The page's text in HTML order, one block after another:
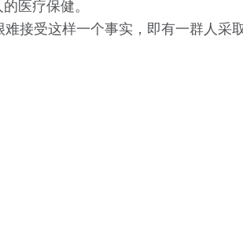
医疗保健。
难接受这样一个事实，即有一群人采